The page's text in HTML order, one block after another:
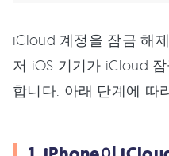
iCloud 계정을 잠금 해
저 iOS 기기가 iCloud
합니다. 아래 단계에 따